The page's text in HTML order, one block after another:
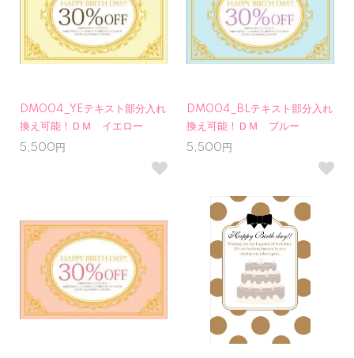
DM004_YEテキスト部分入れ
換え可能！ＤＭ イエロー
5,500円
DM004_BLテキスト部分入れ
換え可能！ＤＭ ブルー
5,500円